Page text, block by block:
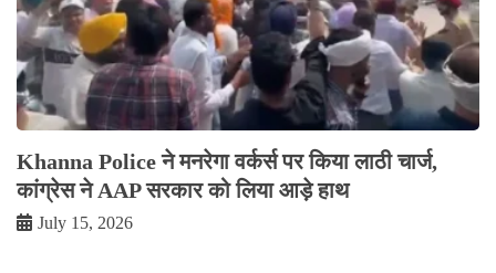
Khanna Police ने मनरेगा वर्कर्स पर किया लाठी चार्ज,
कांग्रेस ने AAP सरकार को लिया आड़े हाथ
July 15, 2026